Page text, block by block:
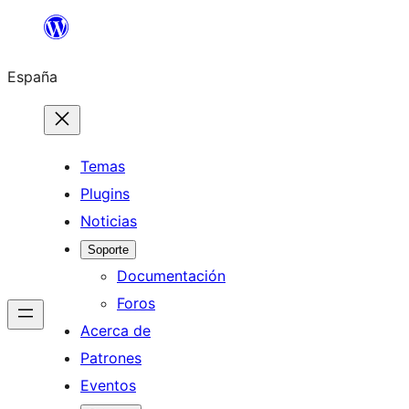
Saltar
contenido
España
Temas
Plugins
Noticias
Soporte
Documentación
Foros
Acerca de
Patrones
Eventos